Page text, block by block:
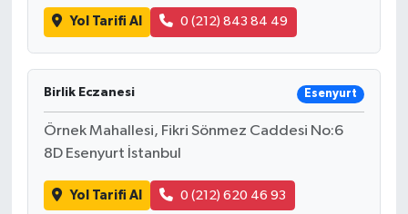
Yol Tarifi Al 0 (212) 843 84 49
Birlik Eczanesi Esenyurt
Örnek Mahallesi, Fikri Sönmez Caddesi No:6
8D Esenyurt İstanbul
Yol Tarifi Al 0 (212) 620 46 93